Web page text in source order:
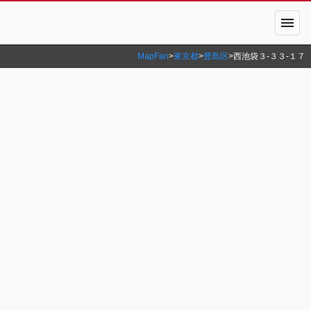
menu
MapFan>東京都>豊島区>西池袋３‐３３‐１７